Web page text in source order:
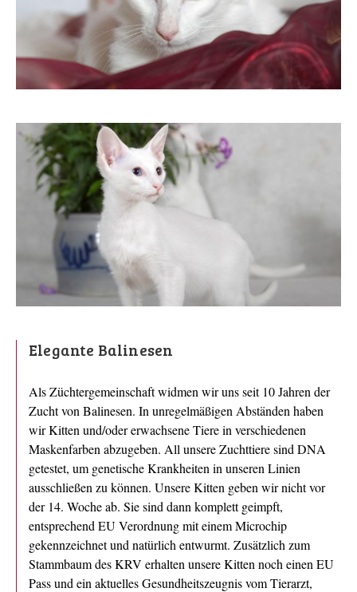
Elegante Balinesen
Als Züchtergemeinschaft widmen wir uns seit 10 Jahren der
Zucht von Balinesen. In unregelmäßigen Abständen haben
wir Kitten und/oder erwachsene Tiere in verschiedenen
Maskenfarben abzugeben. All unsere Zuchttiere sind DNA
getestet, um genetische Krankheiten in unseren Linien
ausschließen zu können. Unsere Kitten geben wir nicht vor
der 14. Woche ab. Sie sind dann komplett geimpft,
entsprechend EU Verordnung mit einem Microchip
gekennzeichnet und natürlich entwurmt. Zusätzlich zum
Stammbaum des KRV erhalten unsere Kitten noch einen EU
Pass und ein aktuelles Gesundheitszeugnis vom Tierarzt,